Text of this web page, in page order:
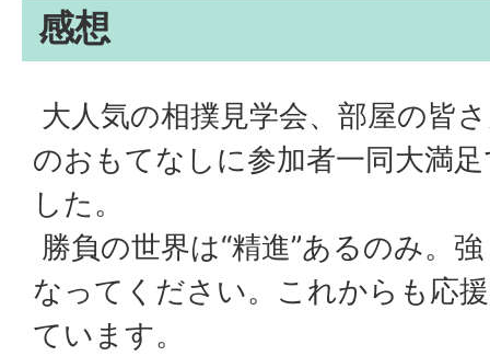
感想
大人気の相撲見学会、部屋の皆
のおもてなしに参加者一同大満
した。
勝負の世界は“精進”あるのみ。
なってください。これからも応
ています。